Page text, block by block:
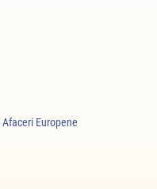
Europene